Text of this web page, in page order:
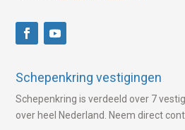
Schepenkring vestigingen
Schepenkring is verdeeld over 7
over heel Nederland. Neem direct